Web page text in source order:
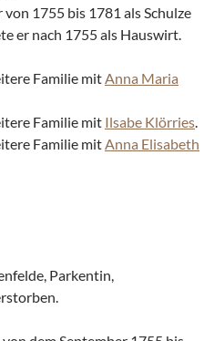
1755 bis 1781 als Schulze
er nach 1755 als Hauswirt.
Familie mitAnna Maria
Familie mit Ilsabe Klörries.
Familie mitAnna Elisabeth
Parkentin,